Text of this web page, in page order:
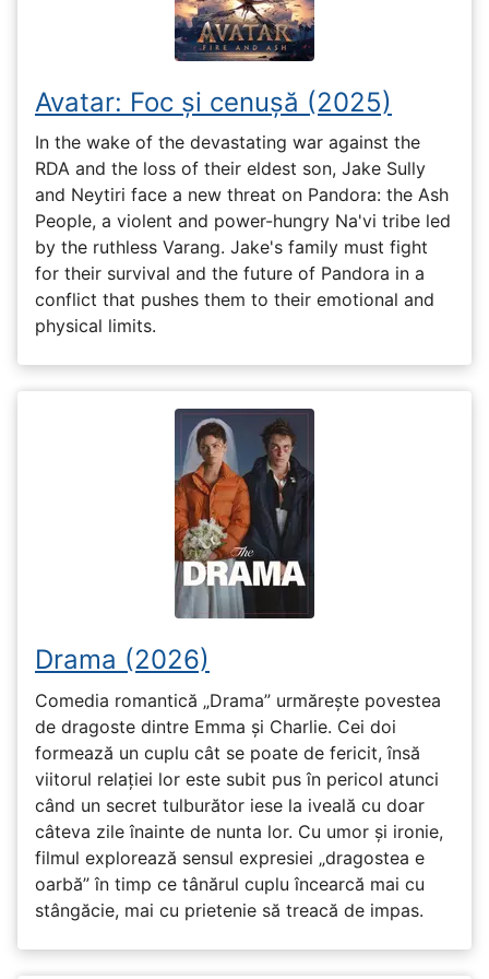
Avatar: Foc și cenușă (2025)
In the wake of the devastating war against the
RDA and the loss of their eldest son, Jake Sully
and Neytiri face a new threat on Pandora: the Ash
People, a violent and power-hungry Na'vi tribe led
by the ruthless Varang. Jake's family must fight
for their survival and the future of Pandora in a
conflict that pushes them to their emotional and
physical limits.
Drama (2026)
Comedia romantică „Drama” urmărește povestea
de dragoste dintre Emma și Charlie. Cei doi
formează un cuplu cât se poate de fericit, însă
viitorul relației lor este subit pus în pericol atunci
când un secret tulburător iese la iveală cu doar
câteva zile înainte de nunta lor. Cu umor și ironie,
filmul explorează sensul expresiei „dragostea e
oarbă” în timp ce tânărul cuplu încearcă mai cu
stângăcie, mai cu prietenie să treacă de impas.